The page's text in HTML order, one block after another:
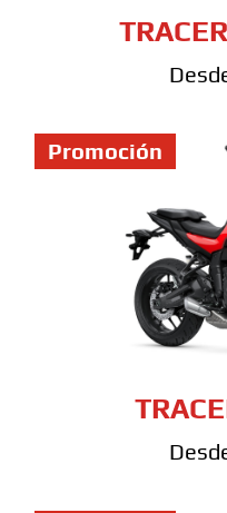
Promoción